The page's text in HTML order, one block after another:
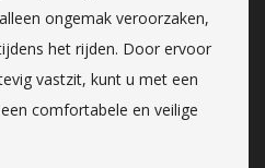
ongemak veroorzaken,
het rijden. Door ervoor
vastzit, kunt u met een
comfortabele en veilige